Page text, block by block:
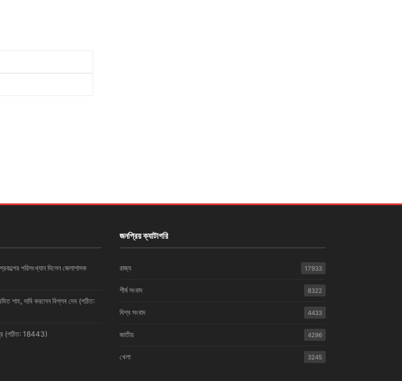
পরিসংখ্যান দিলেন জেলাশাসক
শাহ, দাবি করলেন বিপ্লব দেব (পঠিত:
(পঠিত: 18443)
জনপ্রিয় ক্যাটাগরি
রাজ্য 17933
শীর্ষ সংবাদ 8322
বিশ্ব সংবাদ 4433
জাতীয় 4296
খেলা 3245